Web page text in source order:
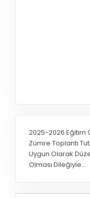
2025-2026 Eğitim
Zümre Toplantı
Uygun Olarak
Olması Dileğiyle…